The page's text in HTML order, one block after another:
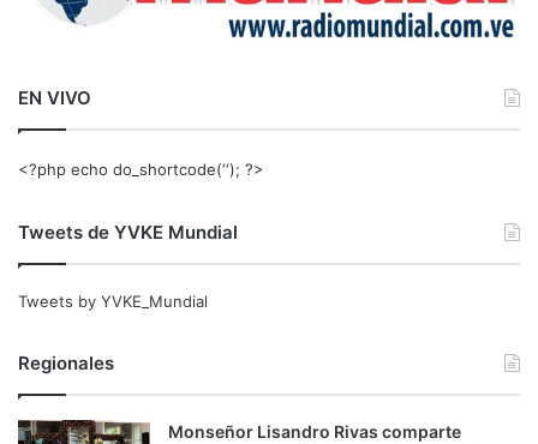
EN VIVO
<?php echo do_shortcode(‘‘); ?>
Tweets de YVKE Mundial
Tweets by YVKE_Mundial
Regionales
Monseñor Lisandro Rivas comparte